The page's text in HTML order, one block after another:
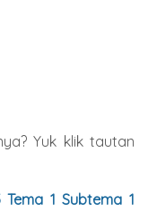
Yuk klik tautan
1 Subtema 1